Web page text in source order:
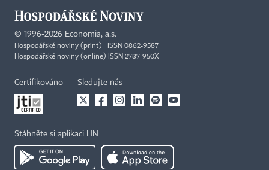
© 1996-2026 Economia, a.s.
Hospodářské noviny (print) ISSN 0862-9587
Hospodářské noviny (online) ISSN 2787-950X
Certifikováno Sledujte nás
Stáhněte si aplikaci HN